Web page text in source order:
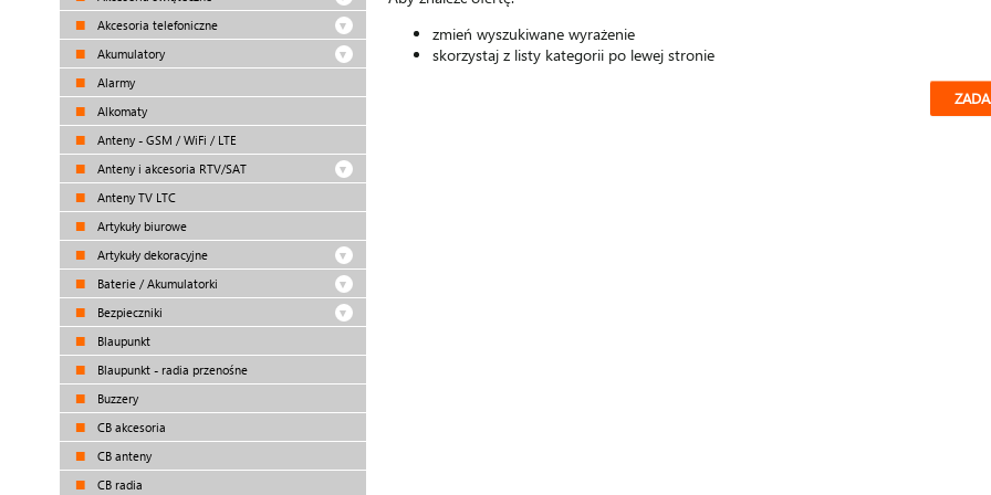
Akcesoria telefoniczne
Akumulatory
Alarmy
Alkomaty
Anteny - GSM / WiFi / LTE
Anteny i akcesoria RTV/SAT
Anteny TV LTC
Artykuły biurowe
Artykuły dekoracyjne
Baterie / Akumulatorki
Bezpieczniki
Blaupunkt
Blaupunkt - radia przenośne
Buzzery
CB akcesoria
CB anteny
CB radia
zmień wyszukiwane wyrażenie
skorzystaj z listy kategorii po lewej stronie